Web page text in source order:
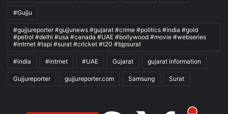
#Gujju
#gujjureporter #gujjunews #gujarat #crime #politics #india #gold
#petrol #delhi #usa #canada #UAE #bollywood #movie #webseries
#intrnet #tapi #surat #cricket #t20 #bjpsurat
#india #intrnet #UAE Gujarat gujarat information
Gujjureporter gujjureporter.com Samsung Surat